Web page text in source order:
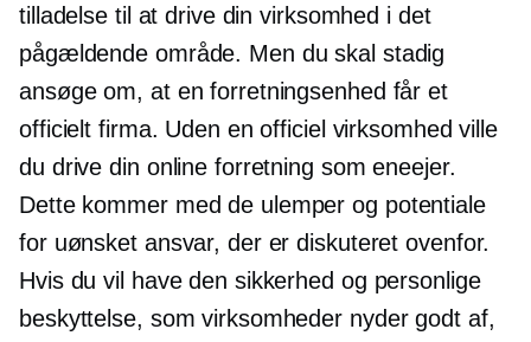
tilladelse til at drive din virksomhed i det
pågældende område. Men du skal stadig
ansøge om, at en forretningsenhed får et
officielt firma. Uden en officiel virksomhed ville
du drive din online forretning som eneejer.
Dette kommer med de ulemper og potentiale
for uønsket ansvar, der er diskuteret ovenfor.
Hvis du vil have den sikkerhed og personlige
beskyttelse, som virksomheder nyder godt af,